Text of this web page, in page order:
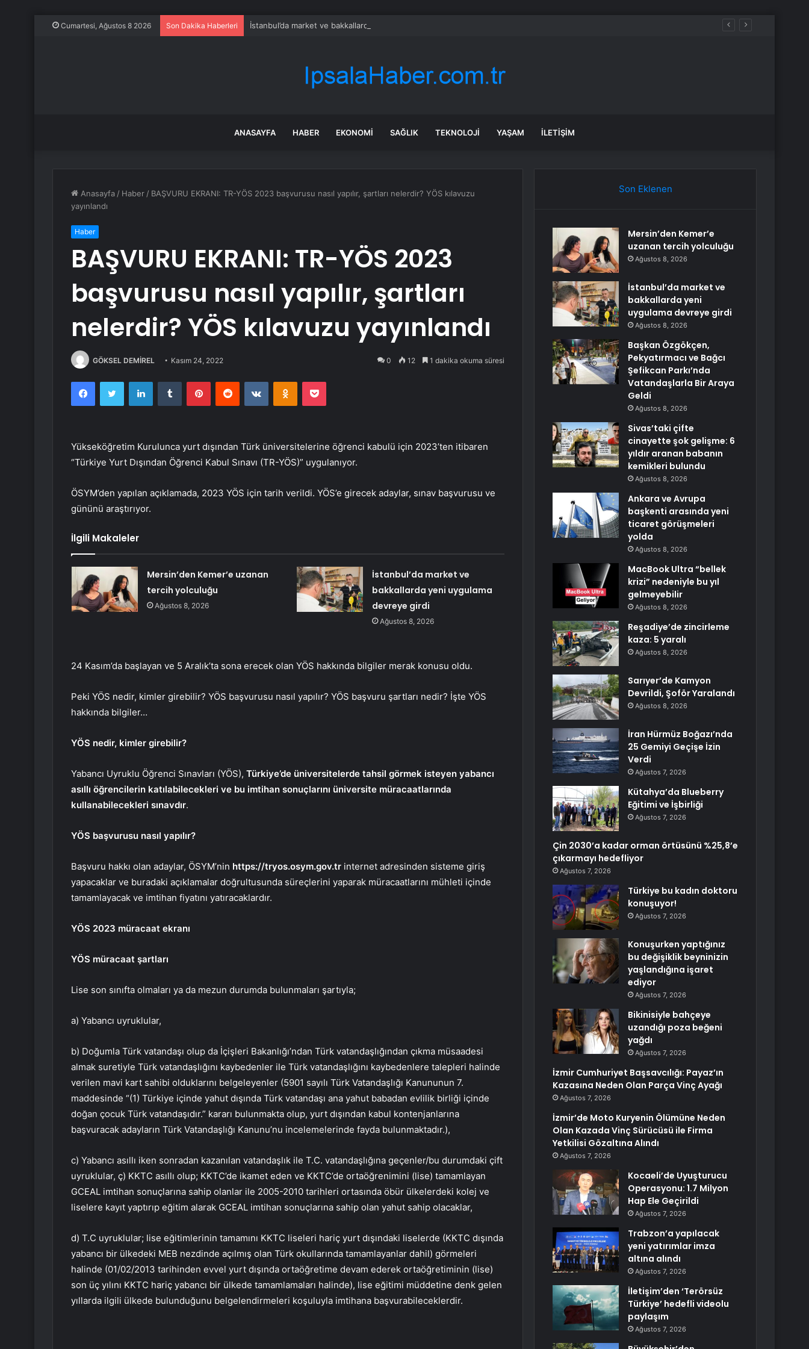
Cumartesi, Ağustos 8 2026 Son Dakika Haberleri İstanbul’da market ve bakkallarda yeni uygulama devreye girdi
ANASAYFA HABER EKONOMI SAĞLIK TEKNOLOJI YAŞAM İLETIŞIM
Anasayfa / Haber / BAŞVURU EKRANI: TR-YÖS 2023 başvurusu nasıl yapılır, şartları nelerdir? YÖS kılavuzu
yayınlandı
Haber
BAŞVURU EKRANI: TR-YÖS 2023
başvurusu nasıl yapılır, şartları
nelerdir? YÖS kılavuzu yayınlandı
GÖKSEL DEMİREL Kasım 24, 2022 0 12 1 dakika okuma süresi
FacebookTwitter LinkedInTumblr PinterestReddit VKontakteOdnoklassniki
Pocket
Yükseköğretim Kurulunca yurt dışından Türk üniversitelerine öğrenci kabulü için 2023’ten itibaren
“Türkiye Yurt Dışından Öğrenci Kabul Sınavı (TR-YÖS)” uygulanıyor.
ÖSYM’den yapılan açıklamada, 2023 YÖS için tarih verildi. YÖS’e girecek adaylar, sınav başvurusu ve
gününü araştırıyor.
İlgili Makaleler
Mersin’den Kemer’e uzanan
tercih yolculuğu
Ağustos 8, 2026
İstanbul’da market ve
bakkallarda yeni uygulama
devreye girdi
Ağustos 8, 2026
24 Kasım’da başlayan ve 5 Aralık’ta sona erecek olan YÖS hakkında bilgiler merak konusu oldu.
Peki YÖS nedir, kimler girebilir? YÖS başvurusu nasıl yapılır? YÖS başvuru şartları nedir? İşte YÖS
hakkında bilgiler…
YÖS nedir, kimler girebilir?
Yabancı Uyruklu Öğrenci Sınavları (YÖS), Türkiye’de üniversitelerde tahsil görmek isteyen yabancı
asıllı öğrencilerin katılabilecekleri ve bu imtihan sonuçlarını üniversite müracaatlarında
kullanabilecekleri sınavdır.
YÖS başvurusu nasıl yapılır?
Başvuru hakkı olan adaylar, ÖSYM’nin https://tryos.osym.gov.tr internet adresinden sisteme giriş
yapacaklar ve buradaki açıklamalar doğrultusunda süreçlerini yaparak müracaatlarını mühleti içinde
tamamlayacak ve imtihan fiyatını yatıracaklardır.
YÖS 2023 müracaat ekranı
YÖS müracaat şartları
Lise son sınıfta olmaları ya da mezun durumda bulunmaları şartıyla;
a) Yabancı uyruklular,
b) Doğumla Türk vatandaşı olup da İçişleri Bakanlığı’ndan Türk vatandaşlığından çıkma müsaadesi
almak suretiyle Türk vatandaşlığını kaybedenler ile Türk vatandaşlığını kaybedenlere talepleri halinde
verilen mavi kart sahibi olduklarını belgeleyenler (5901 sayılı Türk Vatandaşlığı Kanununun 7.
maddesinde “(1) Türkiye içinde yahut dışında Türk vatandaşı ana yahut babadan evlilik birliği içinde
doğan çocuk Türk vatandaşıdır.” kararı bulunmakta olup, yurt dışından kabul kontenjanlarına
başvuracak adayların Türk Vatandaşlığı Kanunu’nu incelemelerinde fayda bulunmaktadır.),
c) Yabancı asıllı iken sonradan kazanılan vatandaşlık ile T.C. vatandaşlığına geçenler/bu durumdaki çift
uyruklular, ç) KKTC asıllı olup; KKTC’de ikamet eden ve KKTC’de ortaöğrenimini (lise) tamamlayan
GCEAL imtihan sonuçlarına sahip olanlar ile 2005-2010 tarihleri ortasında öbür ülkelerdeki kolej ve
liselere kayıt yaptırıp eğitim alarak GCEAL imtihan sonuçlarına sahip olan yahut sahip olacaklar,
d) T.C uyruklular; lise eğitimlerinin tamamını KKTC liseleri hariç yurt dışındaki liselerde (KKTC dışında
yabancı bir ülkedeki MEB nezdinde açılmış olan Türk okullarında tamamlayanlar dahil) görmeleri
halinde (01/02/2013 tarihinden evvel yurt dışında ortaöğretime devam ederek ortaöğretiminin (lise)
son üç yılını KKTC hariç yabancı bir ülkede tamamlamaları halinde), lise eğitimi müddetine denk gelen
yıllarda ilgili ülkede bulunduğunu belgelendirmeleri koşuluyla imtihana başvurabileceklerdir.
Son Eklenen
Mersin’den Kemer’e
uzanan tercih yolculuğu
Ağustos 8, 2026
İstanbul’da market ve
bakkallarda yeni
uygulama devreye girdi
Ağustos 8, 2026
Başkan Özgökçen,
Pekyatırmacı ve Bağcı
Şefikcan Parkı’nda
Vatandaşlarla Bir Araya
Geldi
Ağustos 8, 2026
Sivas’taki çifte
cinayette şok gelişme: 6
yıldır aranan babanın
kemikleri bulundu
Ağustos 8, 2026
Ankara ve Avrupa
başkenti arasında yeni
ticaret görüşmeleri
yolda
Ağustos 8, 2026
MacBook Ultra “bellek
krizi” nedeniyle bu yıl
gelmeyebilir
Ağustos 8, 2026
Reşadiye’de zincirleme
kaza: 5 yaralı
Ağustos 8, 2026
Sarıyer’de Kamyon
Devrildi, Şoför Yaralandı
Ağustos 8, 2026
İran Hürmüz Boğazı’nda
25 Gemiyi Geçişe İzin
Verdi
Ağustos 7, 2026
Kütahya’da Blueberry
Eğitimi ve İşbirliği
Ağustos 7, 2026
Çin 2030’a kadar orman örtüsünü %25,8’e
çıkarmayı hedefliyor
Ağustos 7, 2026
Türkiye bu kadın doktoru
konuşuyor!
Ağustos 7, 2026
Konuşurken yaptığınız
bu değişiklik beyninizin
yaşlandığına işaret
ediyor
Ağustos 7, 2026
Bikinisiyle bahçeye
uzandığı poza beğeni
yağdı
Ağustos 7, 2026
İzmir Cumhuriyet Başsavcılığı: Payaz’ın
Kazasına Neden Olan Parça Vinç Ayağı
Ağustos 7, 2026
İzmir’de Moto Kuryenin Ölümüne Neden
Olan Kazada Vinç Sürücüsü ile Firma
Yetkilisi Gözaltına Alındı
Ağustos 7, 2026
Kocaeli’de Uyuşturucu
Operasyonu: 1.7 Milyon
Hap Ele Geçirildi
Ağustos 7, 2026
Trabzon’a yapılacak
yeni yatırımlar imza
altına alındı
Ağustos 7, 2026
İletişim’den ‘Terörsüz
Türkiye’ hedefli videolu
paylaşım
Ağustos 7, 2026